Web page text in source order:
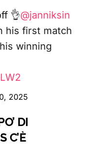
👌@janniksin
his first match
winning
2025
DI
C’È